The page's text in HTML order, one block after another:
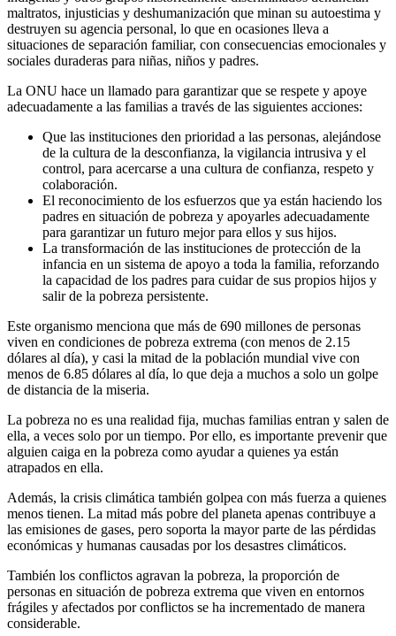
maltratos, injusticias y deshumanización que minan su autoestima y
destruyen su agencia personal, lo que en ocasiones lleva a
situaciones de separación familiar, con consecuencias emocionales y
sociales duraderas para niñas, niños y padres.
La ONU hace un llamado para garantizar que se respete y apoye
adecuadamente a las familias a través de las siguientes acciones:
Que las instituciones den prioridad a las personas, alejándose
de la cultura de la desconfianza, la vigilancia intrusiva y el
control, para acercarse a una cultura de confianza, respeto y
colaboración.
El reconocimiento de los esfuerzos que ya están haciendo los
padres en situación de pobreza y apoyarles adecuadamente
para garantizar un futuro mejor para ellos y sus hijos.
La transformación de las instituciones de protección de la
infancia en un sistema de apoyo a toda la familia, reforzando
la capacidad de los padres para cuidar de sus propios hijos y
salir de la pobreza persistente.
Este organismo menciona que más de 690 millones de personas
viven en condiciones de pobreza extrema (con menos de 2.15
dólares al día), y casi la mitad de la población mundial vive con
menos de 6.85 dólares al día, lo que deja a muchos a solo un golpe
de distancia de la miseria.
La pobreza no es una realidad fija, muchas familias entran y salen de
ella, a veces solo por un tiempo. Por ello, es importante prevenir que
alguien caiga en la pobreza como ayudar a quienes ya están
atrapados en ella.
Además, la crisis climática también golpea con más fuerza a quienes
menos tienen. La mitad más pobre del planeta apenas contribuye a
las emisiones de gases, pero soporta la mayor parte de las pérdidas
económicas y humanas causadas por los desastres climáticos.
También los conflictos agravan la pobreza, la proporción de
personas en situación de pobreza extrema que viven en entornos
frágiles y afectados por conflictos se ha incrementado de manera
considerable.